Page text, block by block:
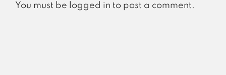
You must be logged in to post a comment.